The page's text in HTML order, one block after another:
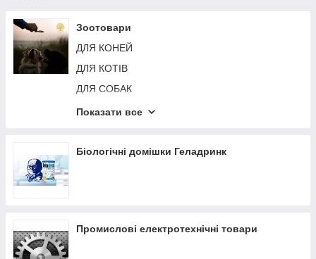
Зоотовари
ДЛЯ КОНЕЙ
ДЛЯ КОТІВ
ДЛЯ СОБАК
ДЛЯ ГРИЗУНІВ
Показати все
Біологічні домішки Геладринк
Промислові електротехнічні товари